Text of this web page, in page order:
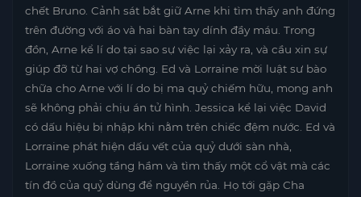
chết Bruno. Cảnh sát bắt giữ Arne khi tìm thấy anh đứng
trên đường với áo và hai bàn tay dính đầy máu. Trong
đồn, Arne kể lí do tại sao sự việc lại xảy ra, và cầu xin sự
giúp đỡ từ hai vợ chồng. Ed và Lorraine mời luật sư bào
chữa cho Arne với lí do bị ma quỷ chiếm hữu, mong anh
sẽ không phải chịu án tử hình. Jessica kể lại việc David
có dấu hiệu bị nhập khi nằm trên chiếc đệm nước. Ed và
Lorraine phát hiện dấu vết của quỷ dưới sàn nhà,
Lorraine xuống tầng hầm và tìm thấy một cổ vật mà các
tín đồ của quỷ dùng để nguyền rủa. Họ tới gặp Cha